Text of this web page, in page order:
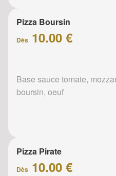
Pizza Boursin
Dès 10.00 €
Base sauce tomate,
boursin, oeuf
Pizza Pirate
Dès 10.00 €